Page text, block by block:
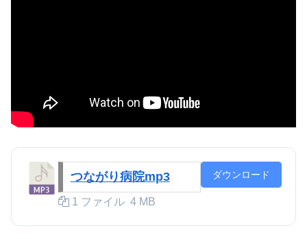
つながり病院mp3
1 ファイル 4 MB
ダウンロード